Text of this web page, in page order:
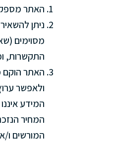
האתר מספק
ניתן
מסוימים
התקשרות,
האתר הוקם
ולאפשר
המידע
המחיר
המורשים ו/